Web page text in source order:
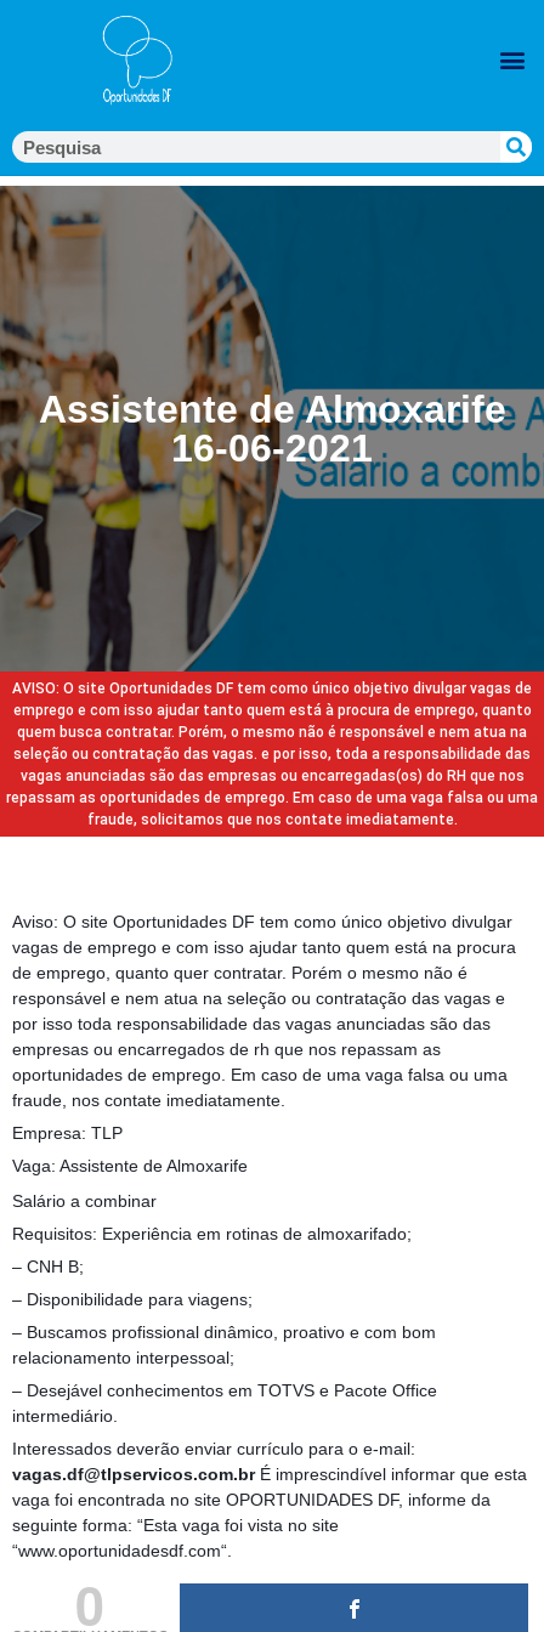
Assistente de Almoxarife
16-06-2021
AVISO: O site Oportunidades DF tem como único objetivo divulgar vagas de
emprego e com isso ajudar tanto quem está à procura de emprego, quanto
quem busca contratar. Porém, o mesmo não é responsável e nem atua na
seleção ou contratação das vagas. e por isso, toda a responsabilidade das
vagas anunciadas são das empresas ou encarregadas(os) do RH que nos
repassam as oportunidades de emprego. Em caso de uma vaga falsa ou uma
fraude, solicitamos que nos contate imediatamente.
Aviso: O site Oportunidades DF tem como único objetivo divulgar
vagas de emprego e com isso ajudar tanto quem está na procura
de emprego, quanto quer contratar. Porém o mesmo não é
responsável e nem atua na seleção ou contratação das vagas e
por isso toda responsabilidade das vagas anunciadas são das
empresas ou encarregados de rh que nos repassam as
oportunidades de emprego. Em caso de uma vaga falsa ou uma
fraude, nos contate imediatamente.
Empresa: TLP
Vaga: Assistente de Almoxarife
Salário a combinar
Requisitos: Experiência em rotinas de almoxarifado;
– CNH B;
– Disponibilidade para viagens;
– Buscamos profissional dinâmico, proativo e com bom
relacionamento interpessoal;
– Desejável conhecimentos em TOTVS e Pacote Office
intermediário.
Interessados deverão enviar currículo para o e-mail:
vagas.df@tlpservicos.com.brÉ imprescindível informar que esta
vaga foi encontrada no site OPORTUNIDADES DF, informe da
seguinte forma: “Esta vaga foi vista no site
“www.oportunidadesdf.com“.
0